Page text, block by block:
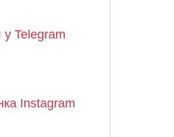
у Telegram
Instagram